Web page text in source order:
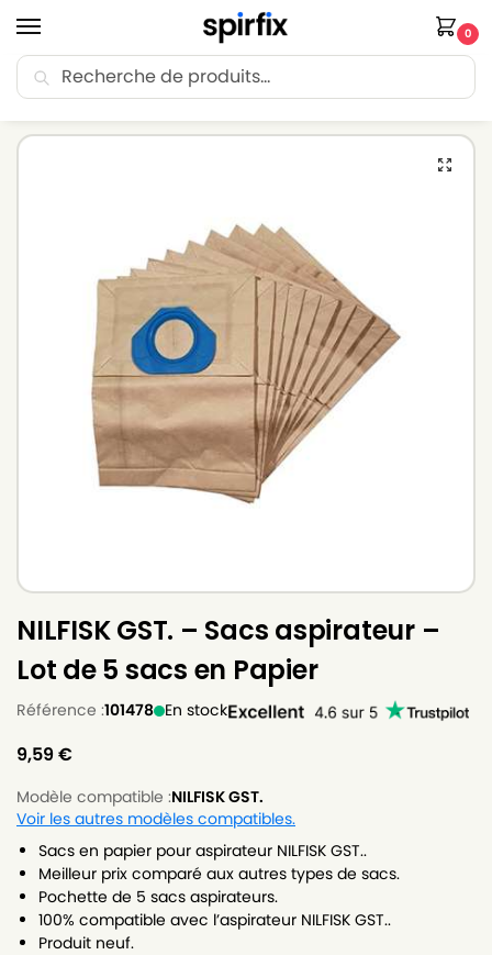
0
🚚 Livraison Point Relais offerte dès 30€ d’achat.
NILFISK GST. – Sacs aspirateur –
Lot de 5 sacs en Papier
Référence :101478 En stock
9,59€
Modèle compatible :NILFISK GST.
Voir les autres modèles compatibles.
Sacs en papier pour aspirateur NILFISK GST..
Meilleur prix comparé aux autres types de sacs.
Pochette de 5 sacs aspirateurs.
100% compatible avec l’aspirateur NILFISK GST..
Produit neuf.